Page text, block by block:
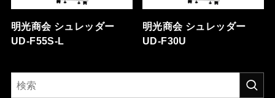
明光商会 シュレッダー
UD-F55S-L
明光商会 シュレッダー
UD-F30U